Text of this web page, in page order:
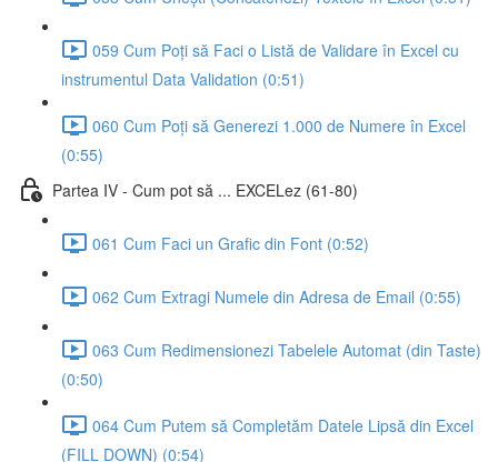
059 Cum Poți să Faci o Listă de Validare în Excel cu
instrumentul Data Validation (0:51)
060 Cum Poți să Generezi 1.000 de Numere în Excel
(0:55)
Partea IV - Cum pot să ... EXCELez (61-80)
061 Cum Faci un Grafic din Font (0:52)
062 Cum Extragi Numele din Adresa de Email (0:55)
063 Cum Redimensionezi Tabelele Automat (din Taste)
(0:50)
064 Cum Putem să Completăm Datele Lipsă din Excel
(FILL DOWN) (0:54)